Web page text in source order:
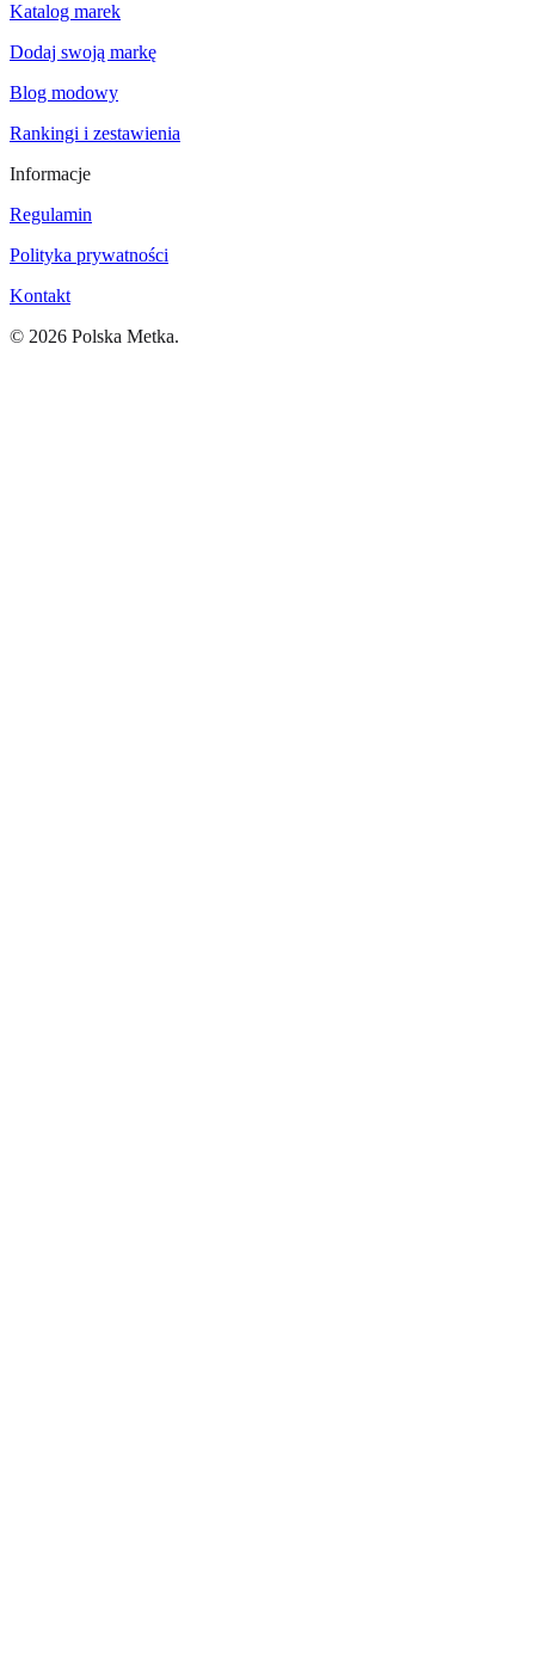
Katalog marek
Dodaj swoją markę
Blog modowy
Rankingi i zestawienia
Informacje
Regulamin
Polityka prywatności
Kontakt
© 2026 Polska Metka.